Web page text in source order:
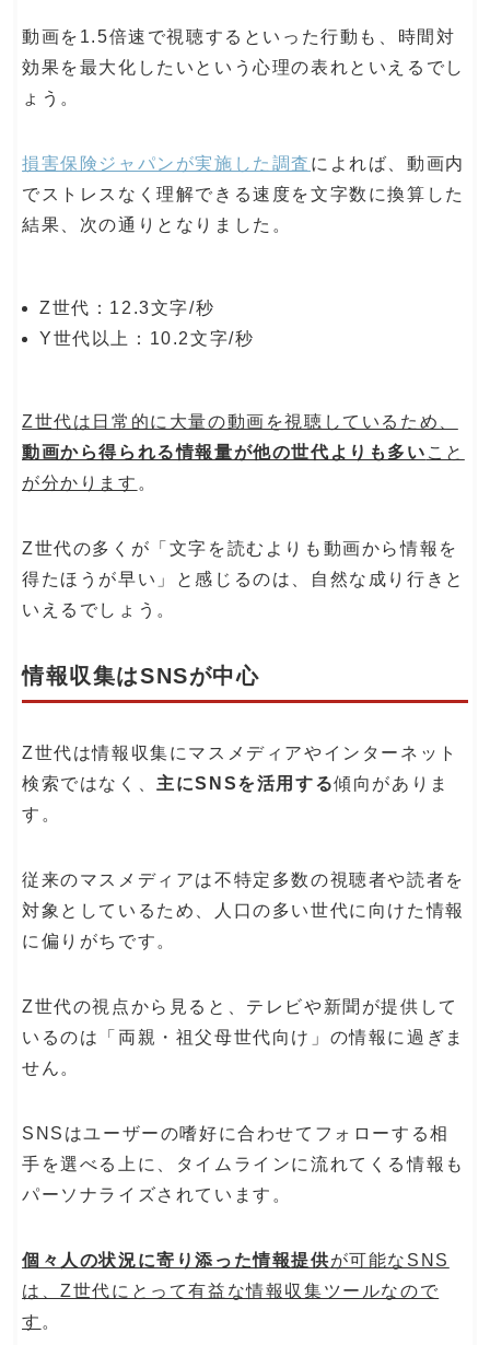
動画を1.5倍速で視聴するといった行動も、時間対
効果を最大化したいという心理の表れといえるでし
ょう。
損害保険ジャパンが実施した調査 によれば、動画内
でストレスなく理解できる速度を文字数に換算した
結果、次の通りとなりました。
Z世代：12.3文字/秒
Y世代以上：10.2文字/秒
Z世代は日常的に大量の動画を視聴しているため、
動画から得られる情報量が他の世代よりも多い こと
が分かります 。
Z世代の多くが「文字を読むよりも動画から情報を
得たほうが早い」と感じるのは、自然な成り行きと
いえるでしょう。
情報収集はSNSが中心
Z世代は情報収集にマスメディアやインターネット
検索ではなく、 主にSNSを活用する傾向がありま
す。
従来のマスメディアは不特定多数の視聴者や読者を
対象としているため、人口の多い世代に向けた情報
に偏りがちです。
Z世代の視点から見ると、テレビや新聞が提供して
いるのは「両親・祖父母世代向け」の情報に過ぎま
せん。
SNSはユーザーの嗜好に合わせてフォローする相
手を選べる上に、タイムラインに流れてくる情報も
パーソナライズされています。
個々人の状況に寄り添った情報提供が可能なSNS
は、Z世代にとって有益な情報収集ツールなので
す 。